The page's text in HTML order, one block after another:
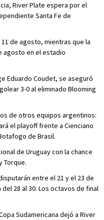
River Plate espera por el
Santa Fe de
de agosto, mientras que la
agosto en el estadio
Eduardo Coudet, se aseguró
3-0 al eliminado Blooming
de otros equipos argentinos:
el playoff frente a Cienciano
de Brasil.
de Uruguay con la chance
Torque.
entre el 21 y el 23 de
28 al 30. Los octavos de final
Sudamericana dejó a River